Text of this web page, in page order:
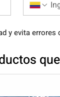
y evita